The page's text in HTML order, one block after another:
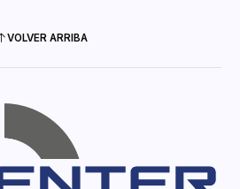
VOLVER ARRIBA